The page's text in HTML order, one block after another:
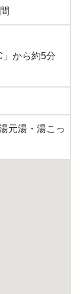
から約5分
元湯・湯こっ